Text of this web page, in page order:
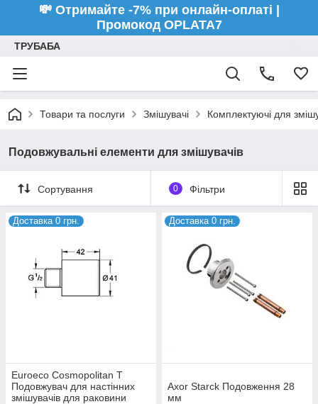
💸 Отримайте -7% при онлайн-оплаті |
Промокод OPLATA7
ТРУБАБА
Товари та послуги Змішувачі Комплектуючі для
Подовжувальні елементи для змішувачів
Сортування 0 Фільтри
Доставка 0 грн.
Euroeco Cosmopolitan T
Подовжувач для настінних
змішувачів для раковини
Доставка 0 грн.
Axor Starck Подовження 28
мм